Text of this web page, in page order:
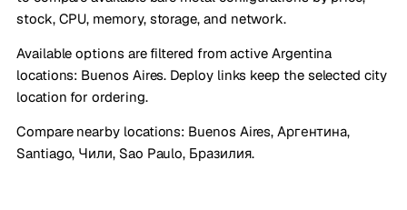
stock, CPU, memory, storage, and network.
Available options are filtered from active Argentina
locations: Buenos Aires. Deploy links keep the selected city
location for ordering.
Compare nearby locations: Buenos Aires, Аргентина,
Santiago, Чили, Sao Paulo, Бразилия.